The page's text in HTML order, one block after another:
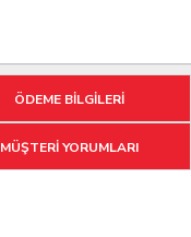
ÖDEME BİLGİLERİ
MÜŞTERİ YORUMLARI